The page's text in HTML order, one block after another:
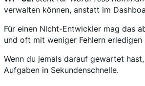
verwalten können, anstatt im
Für einen Nicht-Entwickler mag das
und oft mit weniger Fehlern
Wenn du jemals darauf gewartet
Aufgaben in Sekundenschnelle.